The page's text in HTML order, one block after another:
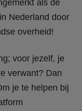
als dé
Nederland door
overheid!
voor jezelf, je
verwant? Dan
je te helpen bij